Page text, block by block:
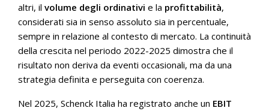
altri, il volume degli ordinativi e la profittabilità,
considerati sia in senso assoluto sia in percentuale,
sempre in relazione al contesto di mercato. La continuità
della crescita nel periodo 2022-2025 dimostra che il
risultato non deriva da eventi occasionali, ma da una
strategia definita e perseguita con coerenza.
Nel 2025, Schenck Italia ha registrato anche un EBIT